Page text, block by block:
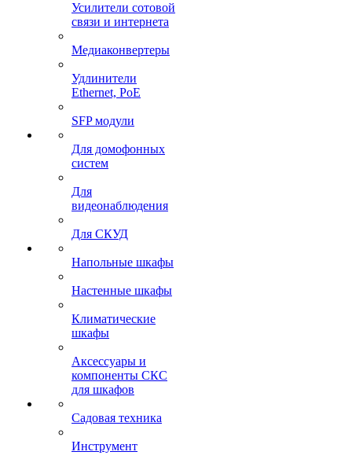
Усилители сотовой
связи и интернета
Медиаконвертеры
Удлинители
Ethernet, PoE
SFP модули
Для домофонных
систем
Для
видеонаблюдения
Для СКУД
Напольные шкафы
Настенные шкафы
Климатические
шкафы
Аксессуары и
компоненты СКС
для шкафов
Садовая техника
Инструмент